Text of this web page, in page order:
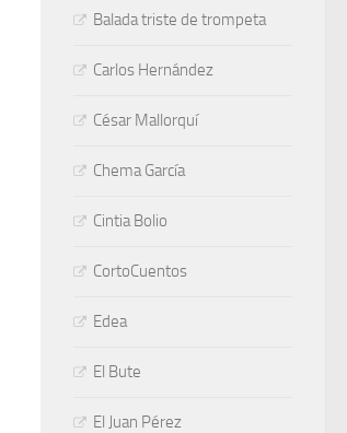
Balada triste de trompeta
Carlos Hernández
César Mallorquí
Chema García
Cintia Bolio
CortoCuentos
Edea
El Bute
El Juan Pérez